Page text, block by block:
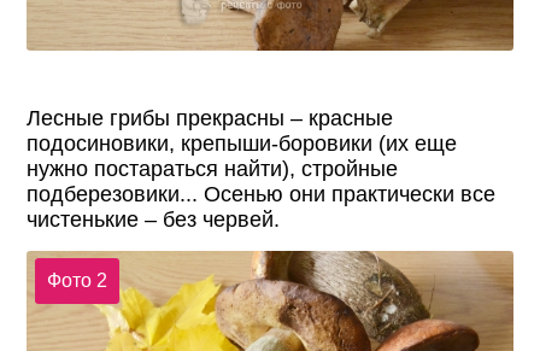
Лесные грибы прекрасны – красные
подосиновики, крепыши-боровики (их еще
нужно постараться найти), стройные
подберезовики... Осенью они практически все
чистенькие – без червей.
Фото 2